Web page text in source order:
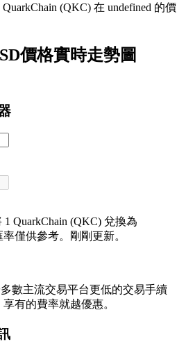
(QKC) 在 undefined 的價
價格實時走勢圖
QuarkChain (QKC) 兌換為
僅供參考。剛剛更新。
數主流交易平台更低的交易手續
有的費率就越優惠。